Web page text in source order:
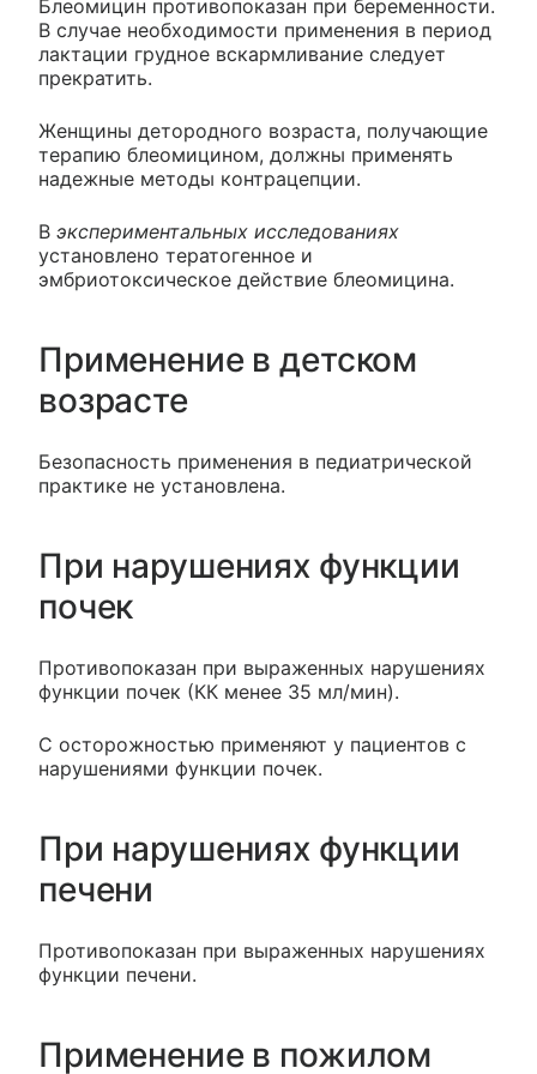
Блеомицин противопоказан при беременности.
В случае необходимости применения в период
лактации грудное вскармливание следует
прекратить.
Женщины детородного возраста, получающие
терапию блеомицином, должны применять
надежные методы контрацепции.
В экспериментальных исследованиях
установлено тератогенное и
эмбриотоксическое действие блеомицина.
Применение в детском
возрасте
Безопасность применения в педиатрической
практике не установлена.
При нарушениях функции
почек
Противопоказан при выраженных нарушениях
функции почек (КК менее 35 мл/мин).
С осторожностью применяют у пациентов с
нарушениями функции почек.
При нарушениях функции
печени
Противопоказан при выраженных нарушениях
функции печени.
Применение в пожилом